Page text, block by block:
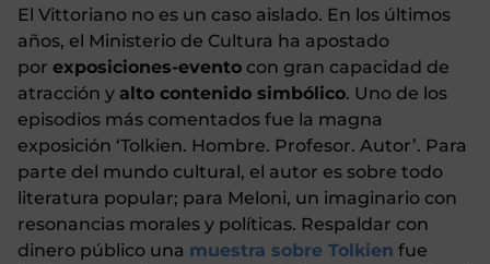
El Vittoriano no es un caso aislado. En los últimos
años, el Ministerio de Cultura ha apostado
por exposiciones-evento con gran capacidad de
atracción y alto contenido simbólico. Uno de los
episodios más comentados fue la magna
exposición ‘Tolkien. Hombre. Profesor. Autor’. Para
parte del mundo cultural, el autor es sobre todo
literatura popular; para Meloni, un imaginario con
resonancias morales y políticas. Respaldar con
dinero público una muestra sobre Tolkien fue